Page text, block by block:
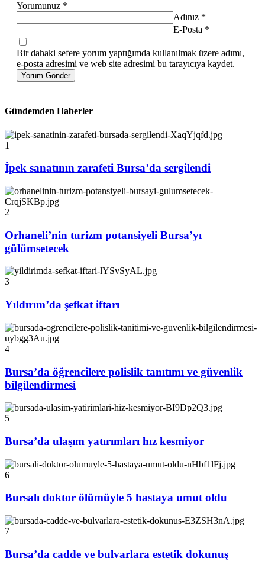
Yorumunuz *
Adınız *
E-Posta *
Bir dahaki sefere yorum yaptığımda kullanılmak üzere adımı,
e-posta adresimi ve web site adresimi bu tarayıcıya kaydet.
Yorum Gönder
Gündemden Haberler
1
İpek sanatının zarafeti Bursa’da sergilendi
2
Orhaneli’nin turizm potansiyeli Bursa’yı
gülümsetecek
3
Yıldırım’da şefkat iftarı
4
Bursa’da öğrencilere polislik tanıtımı ve güvenlik
bilgilendirmesi
5
Bursa’da ulaşım yatırımları hız kesmiyor
6
Bursalı doktor ölümüyle 5 hastaya umut oldu
7
Bursa’da cadde ve bulvarlara estetik dokunuş